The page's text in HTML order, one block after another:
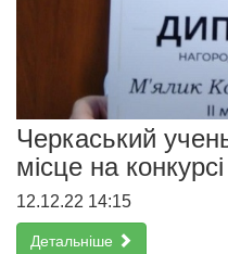
Черкаський
місце на
12.12.22 14:15
Детальніше